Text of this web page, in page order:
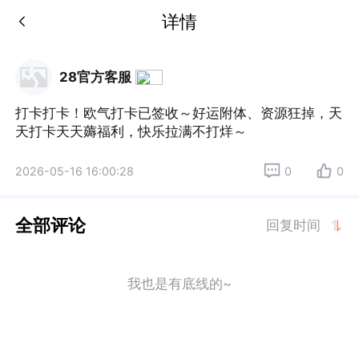
详情
28官方客服
打卡打卡！欧气打卡已签收～好运附体、资源狂掉，天
天打卡天天薅福利，快乐拉满不打烊～
2026-05-16 16:00:28 0 0
全部评论 回复时间
我也是有底线的~